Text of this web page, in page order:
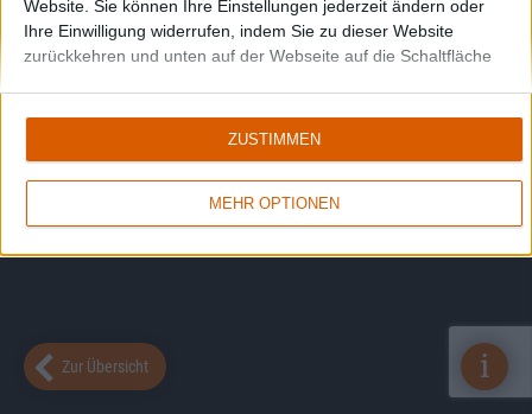
Website. Sie können Ihre Einstellungen jederzeit ändern oder
Ihre Einwilligung widerrufen, indem Sie zu dieser Website
zurückkehren und unten auf der Webseite auf die Schaltfläche
MEHR OPTIONEN
ZUSTIMMEN
Zur Übersicht i